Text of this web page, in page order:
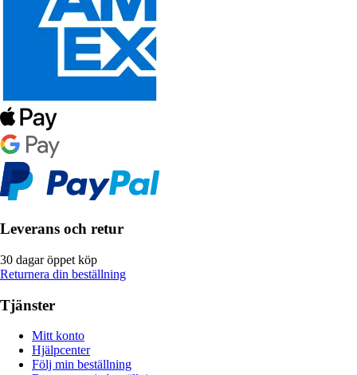
Leverans och retur
30 dagar öppet köp
Returnera din beställning
Tjänster
Mitt konto
Hjälpcenter
Följ min beställning